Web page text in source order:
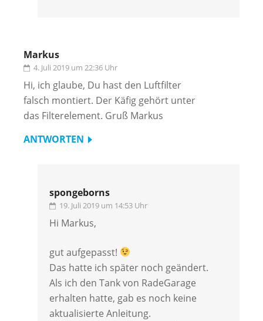
Markus
4. Juli 2019 um 22:36 Uhr
Hi, ich glaube, Du hast den Luftfilter
falsch montiert. Der Käfig gehört unter
das Filterelement. Gruß Markus
ANTWORTEN
spongeborns
19. Juli 2019 um 14:53 Uhr
Hi Markus,
gut aufgepasst!
Das hatte ich später noch geändert.
Als ich den Tank von RadeGarage
erhalten hatte, gab es noch keine
aktualisierte Anleitung.